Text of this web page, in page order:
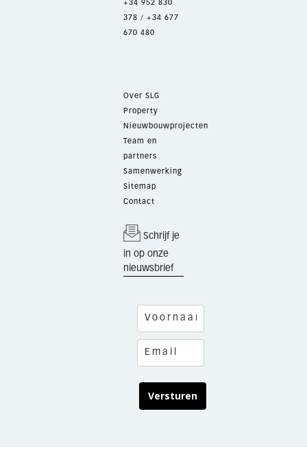
+34 952 830
378 / +34 677
670 480
Over SLG
Property
Nieuwbouwprojecten
Team en
partners
Samenwerking
Sitemap
Contact
Schrijf je
in op onze
nieuwsbrief
Versturen